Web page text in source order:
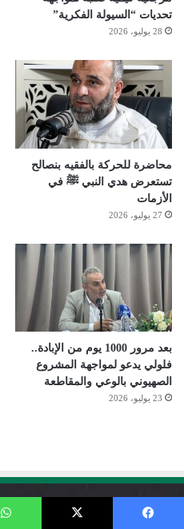
تحديات “السيولة الفكرية”
28 يوليو، 2026
محاضرة للحركة بالفقيه بنصالح
تستعرض هدي النبي ﷺ في
الأزمات
27 يوليو، 2026
بعد مرور 1000 يوم من الإبادة..
فلولي يدعو لمواجهة المشروع
الصهيوني بالوعي والمقاطعة
23 يوليو، 2026
هيئات الحركة